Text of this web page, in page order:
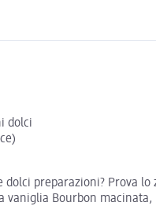
dolci
preparazioni? Prova
vaniglia Bourbon